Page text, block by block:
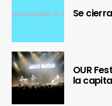
Se
OUR
la